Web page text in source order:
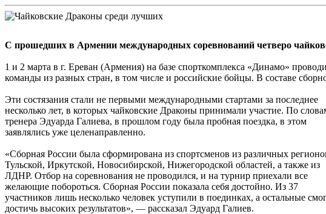
С прошедших в Армении международных соревнований четверо
1 и 2 марта в г. Ереван (Армения) на базе спорткомплекса «Динамо»
команды из разных стран, в том числе и российские бойцы. В составе
Эти состязания стали не первыми международными стартами за последнее
несколько лет, в которых чайковские Драконы принимали участие. По
тренера Эдуарда Галиева, в прошлом году была пробная поездка, в этом
заявлялись уже целенаправленно.
«Сборная России была сформирована из спортсменов из различных
Тульской, Иркутской, Новосибирской, Нижегородской областей, а также из
ЛДНР. Отбор на соревнования не проводился, и на турнир приехали все
желающие побороться. Сборная России показала себя достойно. Из 37
участников лишь несколько человек уступили в поединках, а остальные
достичь высоких результатов», — рассказал Эдуард Галиев.